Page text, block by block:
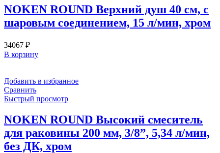
NOKEN ROUND Верхний душ 40 см, с
шаровым соединением, 15 л/мин, хром
34067 ₽
В корзину
Добавить в избранное
Сравнить
Быстрый просмотр
NOKEN ROUND Высокий смеситель
для раковины 200 мм, 3/8”, 5,34 л/мин,
без ДК, хром